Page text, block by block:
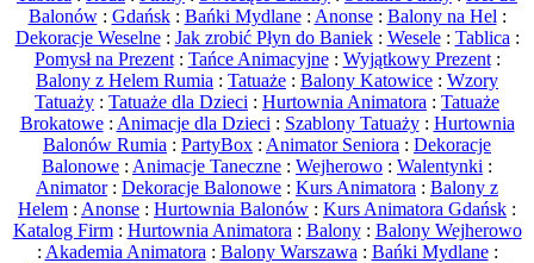
Balonów: Gdańsk: Bańki Mydlane: Anonse: Balony na Hel :
Dekoracje Weselne: Jak zrobić Płyn do Baniek: Wesele: Tablica :
Pomysł na Prezent: Tańce Animacyjne: Wyjątkowy Prezent:
Balony z Helem Rumia : Tatuaże : Balony Katowice : Wzory
Tatuaży : Tatuaże dla Dzieci : Hurtownia Animatora : Tatuaże
Brokatowe: Animacje dla Dzieci : Szablony Tatuaży: Hurtownia
Balonów Rumia : PartyBox : Animator Seniora : Dekoracje
Balonowe : Animacje Taneczne : Wejherowo : Walentynki :
Animator: Dekoracje Balonowe : Kurs Animatora : Balony z
Helem : Anonse : Hurtownia Balonów : Kurs Animatora Gdańsk :
Katalog Firm: Hurtownia Animatora : Balony: Balony Wejherowo
: Akademia Animatora : Balony Warszawa : Bańki Mydlane: